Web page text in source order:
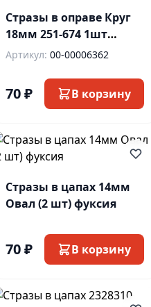
Стразы в оправе Круг
18мм 251-674 1шт
фиолетовый
Артикул: 00-00006362
70 ₽ В корзину
Стразы в цапах 14мм
Овал (2 шт) фуксия
70 ₽ В корзину